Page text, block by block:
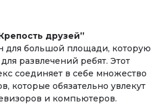
друзей”
для большой площади, которую
развлечений ребят. Этот
соединяет в себе множество
которые обязательно увлекут
и компьютеров.